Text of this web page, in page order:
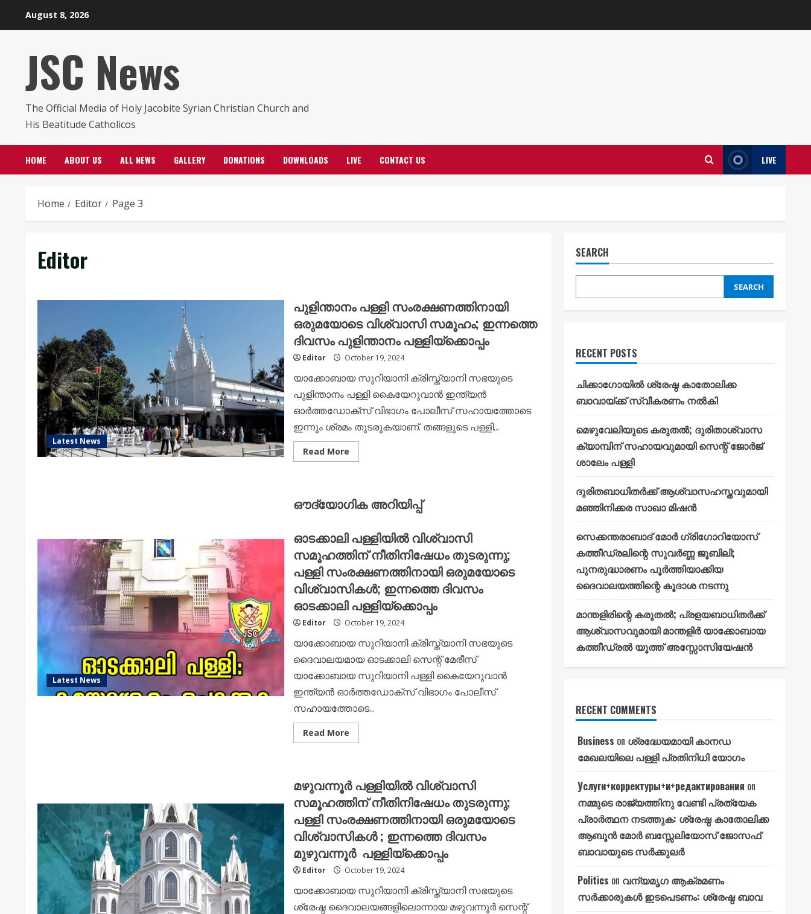
August 8, 2026
JSC News
The Official Media of Holy Jacobite Syrian Christian Church and
His Beatitude Catholicos
HOME ABOUT US ALL NEWS GALLERY DONATIONS DOWNLOADS LIVE CONTACT US LIVE
Home Editor Page 3
Editor
Latest News
പുളിന്താനം പള്ളി സംരക്ഷണത്തിനായി
ഒരുമയോടെ വിശ്വാസി സമൂഹം; ഇന്നത്തെ
ദിവസം പുളിന്താനം പള്ളിയ്ക്കൊപ്പം
Editor October 19, 2024
യാക്കോബായ സുറിയാനി ക്രിസ്ത്യാനി സഭയുടെ
പുളിന്താനം പള്ളി കൈയേറുവാൻ ഇന്ത്യൻ
ഓർത്തഡോക്സ് വിഭാഗം പോലീസ് സഹായത്തോടെ
ഇന്നും ശ്രമം തുടരുകയാണ്. തങ്ങളുടെ പള്ളി...
Read MoreRead
more
ഒരുമയോടെ
വിശ്വാസി
ദിവസം
പുളിന്താനം
പള്ളിയ്ക്കൊപ്പം
Latest News
ഔദ്യോഗിക അറിയിപ്പ്
ഓടക്കാലി പള്ളിയിൽ വിശ്വാസി
സമൂഹത്തിന് നീതിനിഷേധം തുടരുന്നു;
പള്ളി സംരക്ഷണത്തിനായി ഒരുമയോടെ
വിശ്വാസികൾ; ഇന്നത്തെ ദിവസം
ഓടക്കാലി പള്ളിയ്ക്കൊപ്പം
Editor October 19, 2024
യാക്കോബായ സുറിയാനി ക്രിസ്ത്യാനി സഭയുടെ
ദൈവാലയമായ ഓടക്കാലി സെന്റ് മേരീസ്
യാക്കോബായ സുറിയാനി പള്ളി കൈയേറുവാൻ
ഇന്ത്യൻ ഓർത്തഡോക്സ് വിഭാഗം പോലീസ്
സഹായത്തോടെ...
Read MoreRead
more
<br>ഓടക്കാലി
പള്ളിയിൽ
വിശ്വാസി
സമൂഹത്തിന്
നീതിനിഷേധം
തുടരുന്നു;
പള്ളി
സംരക്ഷണത്തിനായി
ഒരുമയോടെ
വിശ്വാസികൾ;
ഇന്നത്തെ
ദിവസം
ഓടക്കാലി
പള്ളിയ്ക്കൊപ്പം
മഴുവന്നൂർ പള്ളിയിൽ വിശ്വാസി
സമൂഹത്തിന് നീതിനിഷേധം തുടരുന്നു;
പള്ളി സംരക്ഷണത്തിനായി ഒരുമയോടെ
വിശ്വാസികൾ ; ഇന്നത്തെ ദിവസം
മുഴുവന്നൂർ പള്ളിയ്ക്കൊപ്പം
Editor October 19, 2024
യാക്കോബായ സുറിയാനി ക്രിസ്ത്യാനി സഭയുടെ
ശ്രേഷ്ഠ ദൈവാലയങ്ങളിലൊന്നായ മഴുവന്നൂർ സെന്റ്
SEARCH
SEARCH
RECENT POSTS
ചിക്കാഗോയിൽ ശ്രേഷ്ഠ കാതോലിക്ക
ബാവായ്ക്ക് സ്വീകരണം നൽകി
മെഴുവേലിയുടെ കരുതൽ; ദുരിതാശ്വാസ
ക്യാമ്പിന് സഹായവുമായി സെന്റ് ജോർജ്
ശാലേം പള്ളി
ദുരിതബാധിതർക്ക് ആശ്വാസഹസ്തവുമായി
മഞ്ഞിനിക്കര സാഖാ മിഷൻ
സെക്കന്തരാബാദ് മോർ ഗ്രിഗോറിയോസ്
കത്തീഡ്രലിന്റെ സുവർണ്ണ ജൂബിലി;
പുനരുദ്ധാരണം പൂർത്തിയാക്കിയ
ദൈവാലയത്തിന്റെ കൂദാശ നടന്നു
മാന്തളിരിന്റെ കരുതൽ; പ്രളയബാധിതർക്ക്
ആശ്വാസവുമായി മാന്തളിർ യാക്കോബായ
കത്തീഡ്രൽ യൂത്ത് അസ്സോസിയേഷൻ
RECENT COMMENTS
Business on ശ്രദ്ധേയമായി കാനഡ
മേഖലയിലെ പള്ളി പ്രതിനിധി യോഗം
Услуги+корректуры+и+редактирования on
നമ്മുടെ രാജ്യത്തിനു വേണ്ടി പ്രത്യേക
പ്രാർത്ഥന നടത്തുക: ശ്രേഷ്ഠ കാതോലിക്ക
ആബൂൻ മോർ ബസ്സേലിയോസ് ജോസഫ്
ബാവായുടെ സർക്കുലർ
Politics on വന്യമൃഗ ആക്രമണം
സർക്കാരുകൾ ഇടപെടണം: ശ്രേഷ്ഠ ബാവ